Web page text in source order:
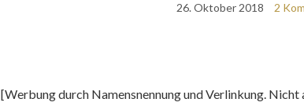
26. Oktober 2018 2
[Werbung durch Namensnennung und Verlinkung.